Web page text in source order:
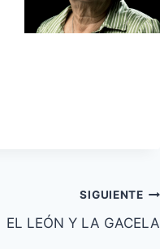
SIGUIENTE
EL LEÓN Y LA GACELA